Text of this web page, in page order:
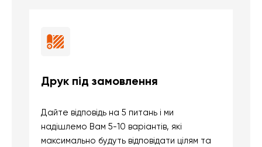
Друк під замовлення
Дайте відповідь на 5 питань і ми
надішлемо Вам 5-10 варіантів, які
максимально будуть відповідати цілям та